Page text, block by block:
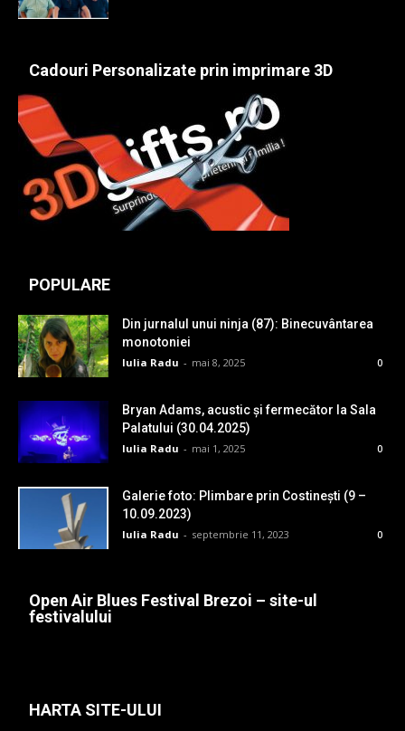
Cadouri Personalizate prin imprimare 3D
POPULARE
Din jurnalul unui ninja (87): Binecuvântarea
monotoniei
Iulia Radu - mai 8, 2025 0
Bryan Adams, acustic și fermecător la Sala
Palatului (30.04.2025)
Iulia Radu - mai 1, 2025 0
Galerie foto: Plimbare prin Costinești (9 –
10.09.2023)
Iulia Radu - septembrie 11, 2023 0
Open Air Blues Festival Brezoi – site-ul
festivalului
HARTA SITE-ULUI